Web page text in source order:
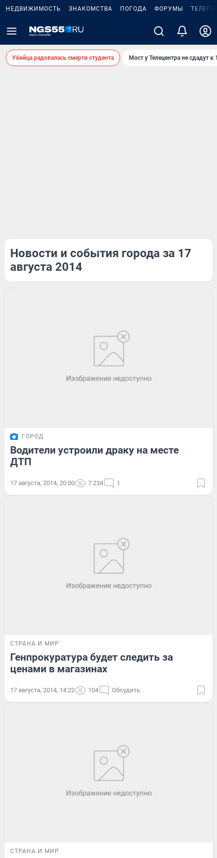
НЕДВИЖИМОСТЬ ЗНАКОМСТВА ПОГОДА ФОРУМЫ
Убийца радовалась смерти студента Мост у Телецентра не сдадут к
Новости и события города за 17
августа 2014
ГОРОД
Водители устроили драку на месте
ДТП
17 августа, 2014, 20:00 7 234 1
СТРАНА И МИР
Генпрокуратура будет следить за
ценами в магазинах
17 августа, 2014, 14:22 104 Обсудить
СТРАНА И МИР